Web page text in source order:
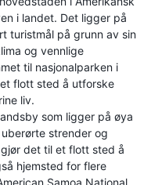
i landet. Det ligger på
turistmål på grunn av sin
og vennlige
til nasjonalparken i
flott sted å utforske
liv.
som ligger på øya
strender og
det til et flott sted å
hjemsted for flere
Samoa National